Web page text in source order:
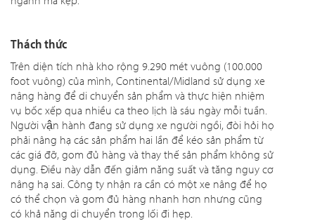
Thách thức
Trên diện tích nhà kho rộng 9.290 mét vuông (100.000
foot vuông) của mình, Continental/Midland sử dụng xe
nâng hàng để di chuyển sản phẩm và thực hiện nhiệm
vụ bốc xếp qua nhiều ca theo lịch là sáu ngày mỗi tuần.
Người vận hành đang sử dụng xe người ngồi, đòi hỏi họ
phải nâng hạ các sản phẩm hai lần để kéo sản phẩm từ
các giá đỡ, gom đủ hàng và thay thế sản phẩm không sử
dụng. Điều này dẫn đến giảm năng suất và tăng nguy cơ
nâng hạ sai. Công ty nhận ra cần có một xe nâng để họ
có thể chọn và gom đủ hàng nhanh hơn nhưng cũng
có khả năng di chuyển trong lối đi hẹp.